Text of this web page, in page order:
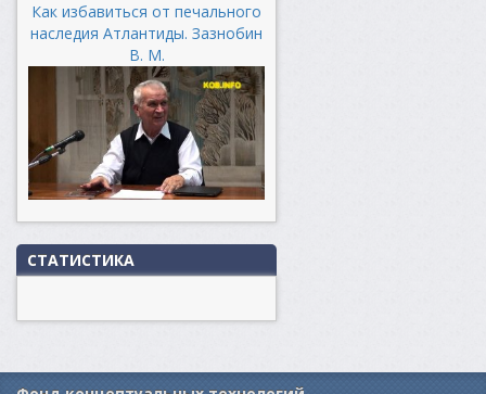
Как избавиться от печального
наследия Атлантиды. Зазнобин
В. М.
СТАТИСТИКА